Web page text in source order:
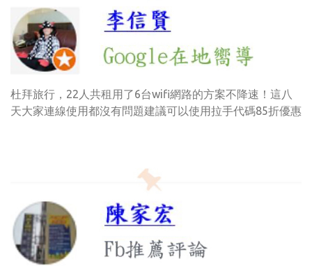
杜拜旅行，22人共租用了6台wifi網路的方案不降速！這八
天大家連線使用都沒有問題建議可以使用拉手代碼85折優惠